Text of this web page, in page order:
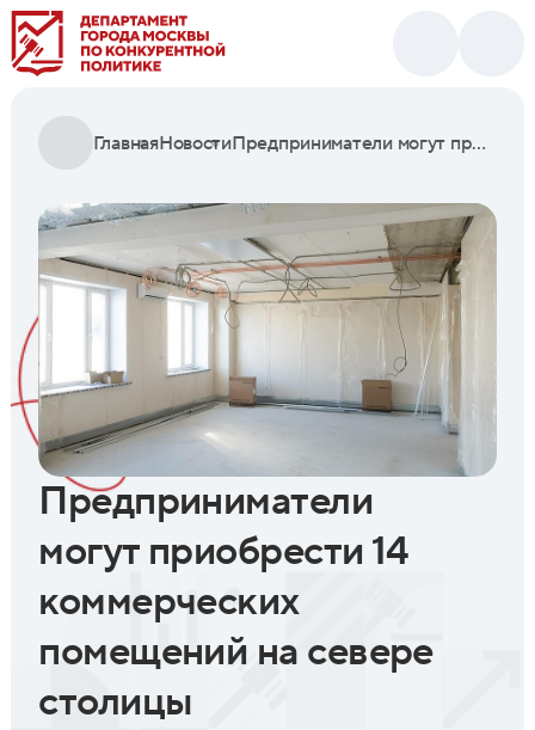
ГлавнаяНовости Предприниматели могут приобрести 14 коммерческих помещений на севере столицы
Предприниматели
могут приобрести 14
коммерческих
помещений на севере
столицы